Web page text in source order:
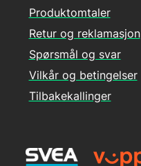
Produktomtaler
Retur og reklamasjon
Spørsmål og svar
Vilkår og betingelser
Tilbakekallinger